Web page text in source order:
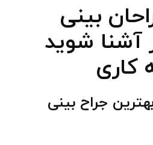
بینی
آشنا شوید
کاری
جراح بینی